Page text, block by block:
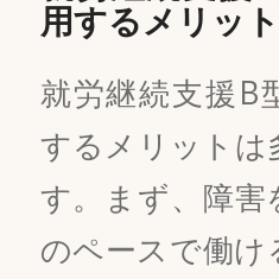
用するメリット
就労継続支援B
するメリットは
す。まず、障害
のペースで働け